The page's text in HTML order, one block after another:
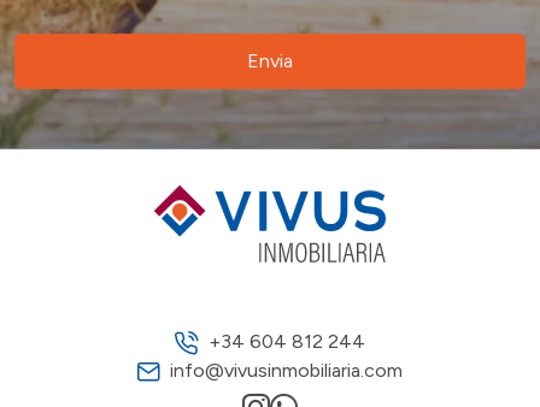
Envia
+34 604 812 244
info@vivusinmobiliaria.com